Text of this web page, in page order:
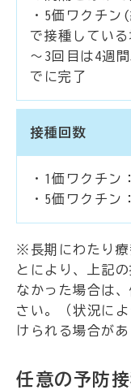
・5価ワクチン
で接種してい
～3回目は4週
でに完了
接種回数
・1価ワクチン
・5価ワクチン
※長期にわたり療
とにより、上記
なかった場合は
さい。（状況に
けられる場合があ
任意の予防